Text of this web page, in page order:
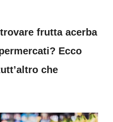
frutta acerba
Ecco
che